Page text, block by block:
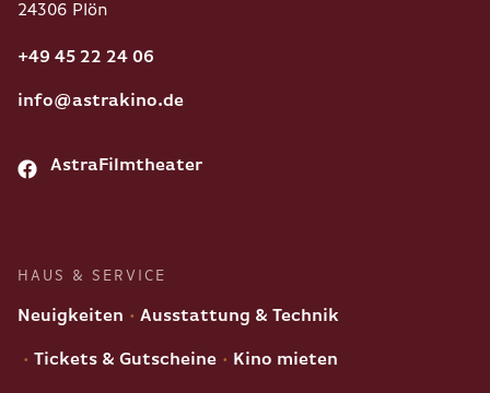
24306 Plön
+49 45 22 24 06
info@astrakino.de
AstraFilmtheater
HAUS & SERVICE
Neuigkeiten Ausstattung & Technik
Tickets & Gutscheine Kino mieten